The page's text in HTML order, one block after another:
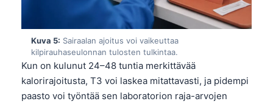
Kuva 5: Sairaalan ajoitus voi vaikeuttaa
kilpirauhaseulonnan tulosten tulkintaa.
Kun on kulunut 24–48 tuntia merkittävää
kalorirajoitusta, T3 voi laskea mitattavasti, ja pidempi
paasto voi työntää sen laboratorion raja-arvojen